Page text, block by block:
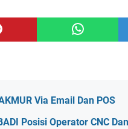
Via Email Dan POS
Posisi Operator CNC